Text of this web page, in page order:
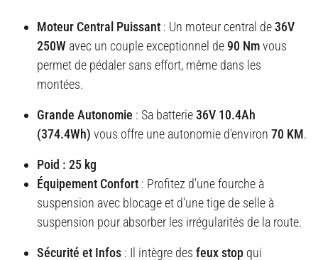
Moteur Central Puissant : Un moteur central de36V
250W avec un couple exceptionnel de90 Nmvous
permet de pédaler sans effort, même dans les
montées.
Grande Autonomie : Sa batterie36V 10.4Ah
(374.4Wh) vous offre une autonomie d'environ 70 KM.
Poid : 25 kg
Équipement Confort : Profitez d'une fourche à
suspension avec blocage et d'une tige de selle à
suspension pour absorber les irrégularités de la route.
Sécurité et Infos : Il intègre des feux stop qui